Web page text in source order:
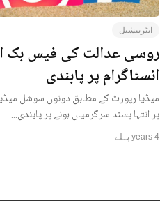
انٹرنیشنل
روسی عدالت کی فیس بک
انسٹاگرام پر پابندی
میڈیا رپورٹ کے مطابق دونوں سوشل
پر انتہا پسند سرگرمیاں ہونے پر پابندی...
4 years پہلے